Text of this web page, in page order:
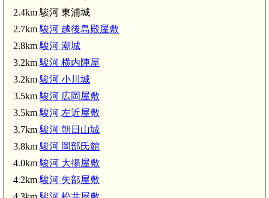
2.4km 駿河 東浦城
2.7km駿河 越後島殿屋敷
2.8km駿河 潮城
3.2km駿河 横内陣屋
3.2km駿河 小川城
3.5km駿河 広岡屋敷
3.5km駿河 左近屋敷
3.7km駿河 朝日山城
3.8km駿河 岡部氏館
4.0km駿河 大揚屋敷
4.2km駿河 矢部屋敷